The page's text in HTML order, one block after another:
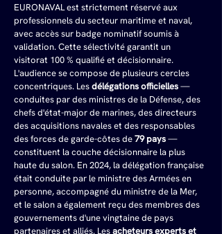
EURONAVAL est strictement réservé aux
professionnels du secteur maritime et naval,
avec accès sur badge nominatif soumis à
validation. Cette sélectivité garantit un
visitorat 100 % qualifié et décisionnaire.
L'audience se compose de plusieurs cercles
concentriques. Les délégations officielles —
conduites par des ministres de la Défense, des
chefs d'état-major de marines, des directeurs
des acquisitions navales et des responsables
des forces de garde-côtes de 79 pays —
constituent la couche décisionnaire la plus
haute du salon. En 2024, la délégation française
était conduite par le ministre des Armées en
personne, accompagné du ministre de la Mer,
et le salon a également reçu des membres des
gouvernements d'une vingtaine de pays
partenaires et alliés. Les acheteurs experts et